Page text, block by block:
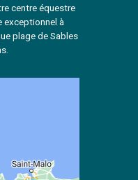
centre équestre
exceptionnel à
plage de Sables